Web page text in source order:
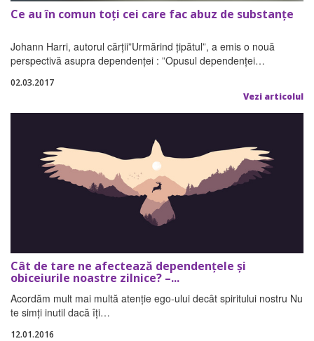
Ce au în comun toți cei care fac abuz de substanțe
Johann Harri, autorul cărții”Urmărind țipătul”, a emis o nouă
perspectivă asupra dependenței : ”Opusul dependenței…
02.03.2017
Vezi articolul
Cât de tare ne afectează dependenţele şi
obiceiurile noastre zilnice? –...
Acordăm mult mai multă atenţie ego-ului decât spiritului nostru Nu
te simţi inutil dacă îţi…
12.01.2016